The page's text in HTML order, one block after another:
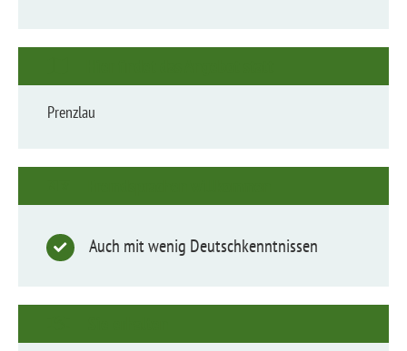
Prenzlau
Auch mit wenig Deutsch­kennt­nissen